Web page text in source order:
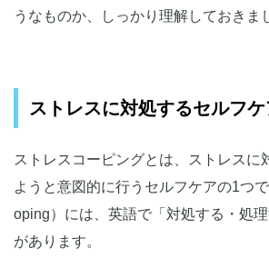
解決に向けた強い意志を持つこと
産業保健スタッフによるケア
しよう
うなものか、しっかり理解しておきま
ストレスに対処するセルフ
ストレスコーピングとは、ストレスに
ようと意図的に行うセルフケアの1つ
oping）には、英語で「対処する・処
があります。